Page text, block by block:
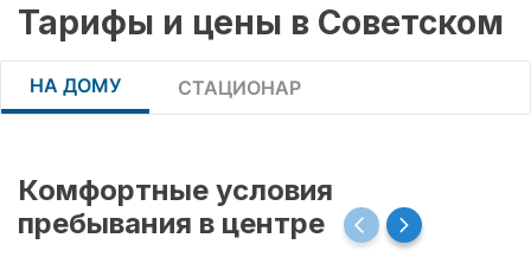
Тарифы и цены в Советском
НА ДОМУ СТАЦИОНАР
Комфортные условия
пребывания в центре